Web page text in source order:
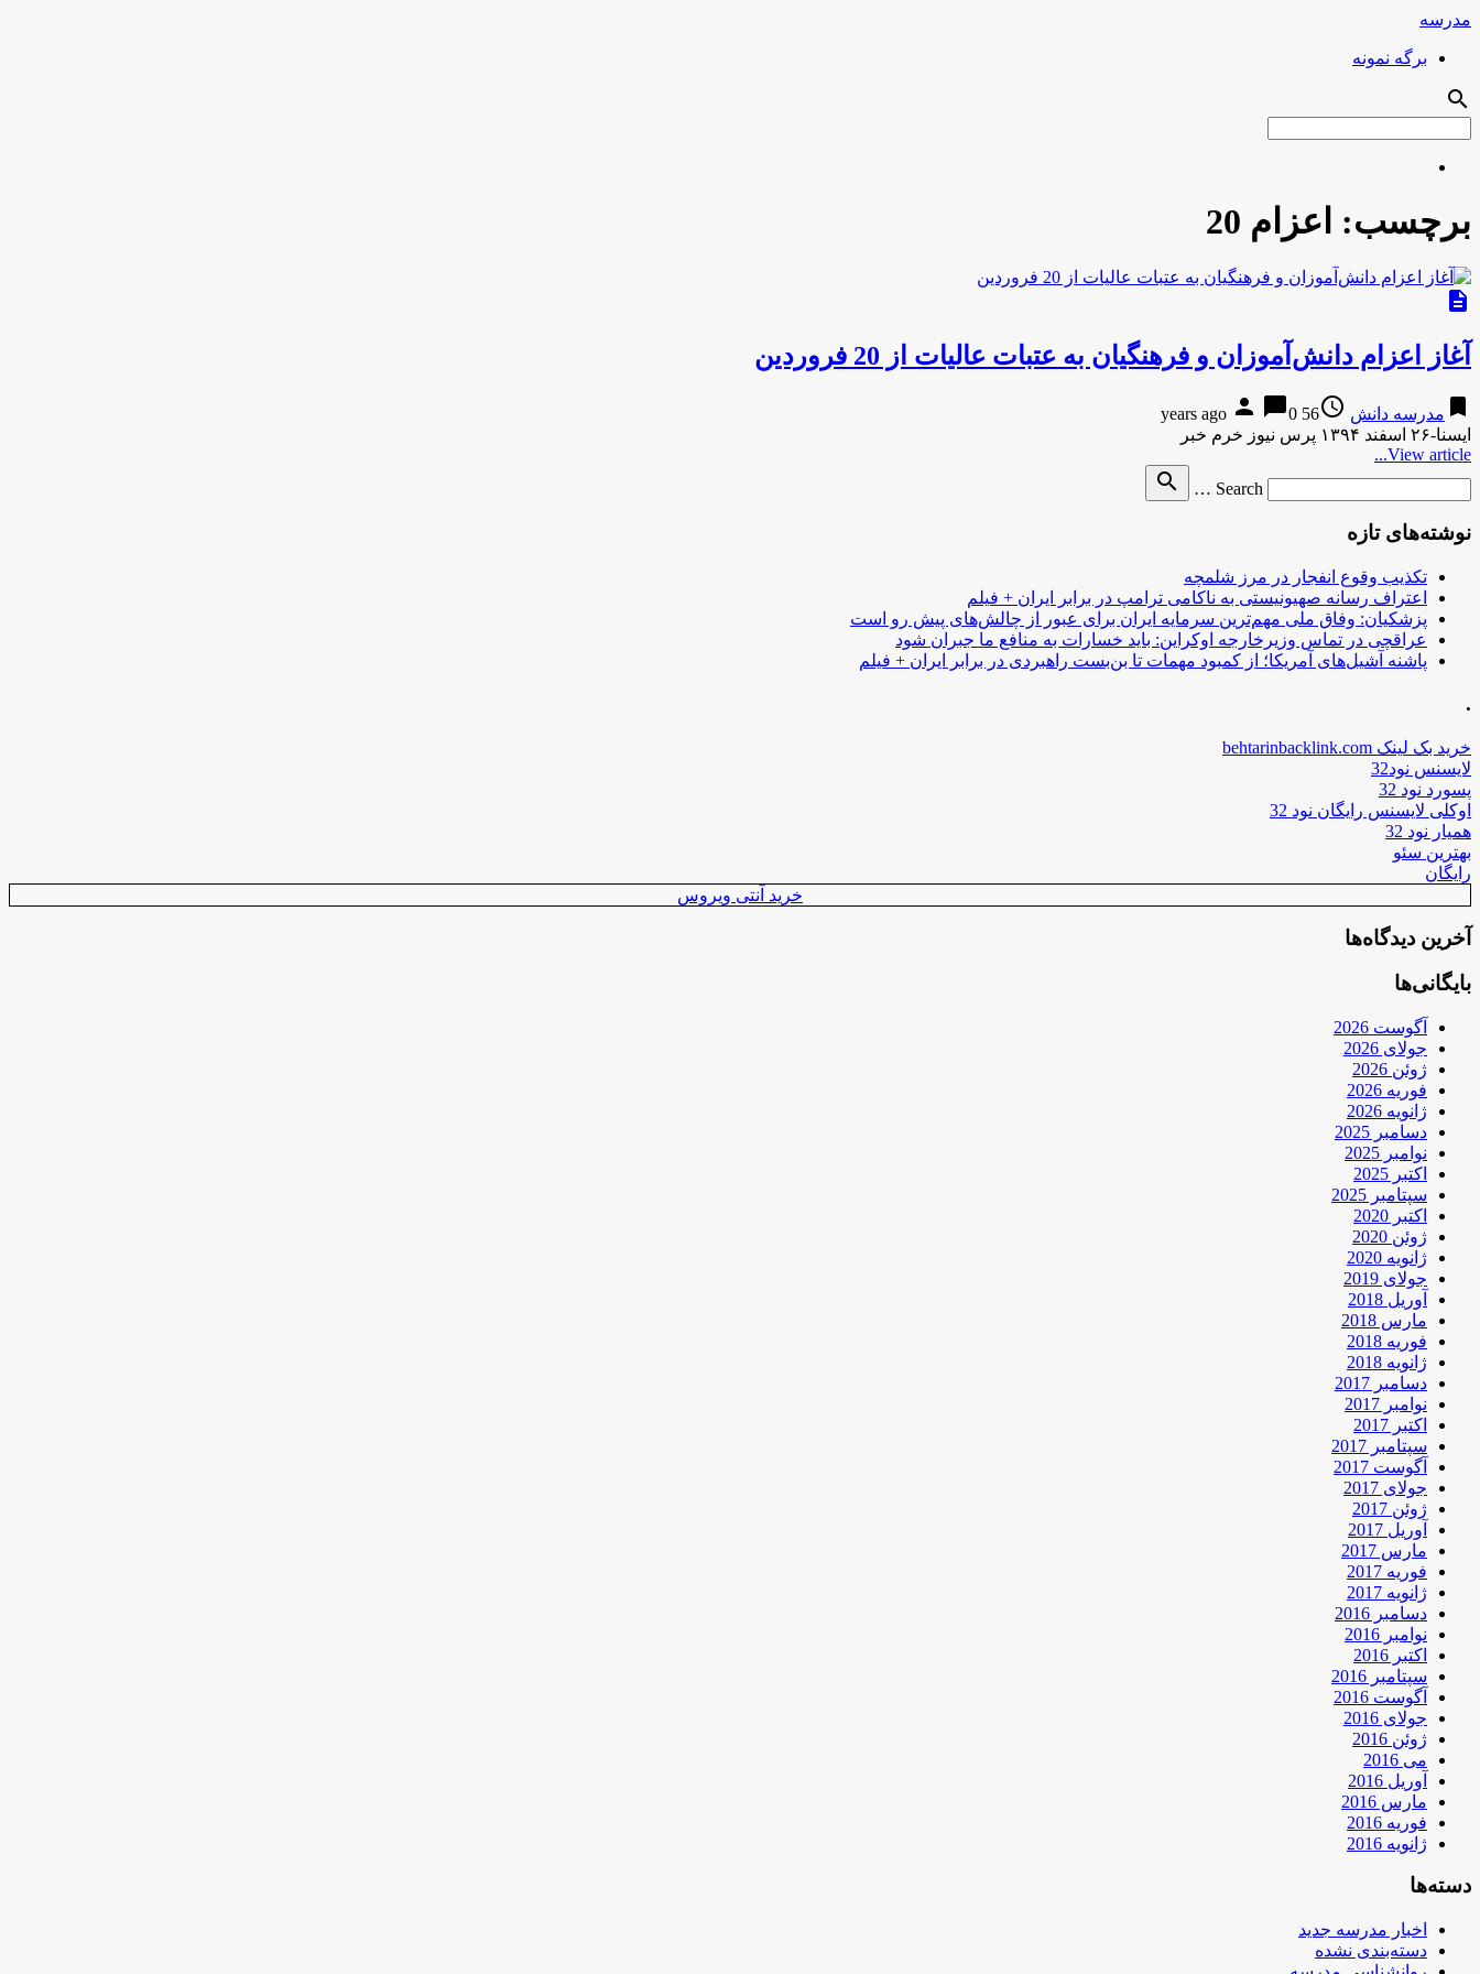
مدرسه
برگه نمونه
search
برچسب: اعزام 20
description
آغاز اعزام دانش‌آموزان و فرهنگیان به عتبات عالیات از 20 فروردین
bookmark مدرسه دانش access_time
56 years ago
person chat_bubble0
ایسنا-۲۶ اسفند ۱۳۹۴ پرس نیوز خرم خبر
View article...
Search …
search
نوشته‌های تازه
تکذیب وقوع انفجار در مرز شلمچه
اعتراف رسانه صهیونیستی به ناکامی ترامپ در برابر ایران + فیلم
پزشکیان: وفاق ملی مهم‌ترین سرمایه ایران برای عبور از چالش‌های پیش رو است
عراقچی در تماس وزیرخارجه اوکراین: باید خسارات به منافع ما جبران شود
پاشنه آشیل‌های آمریکا؛ از کمبود مهمات تا بن‌بست راهبردی در برابر ایران + فیلم
.
خرید بک لینک behtarinbacklink.com
لایسنس نود32
پسورد نود 32
اوکلی لایسنس رایگان نود 32
همیار نود 32
بهترین سئو
رایگان
خرید آنتی ویروس
آخرین دیدگاه‌ها
بایگانی‌ها
آگوست 2026
جولای 2026
ژوئن 2026
فوریه 2026
ژانویه 2026
دسامبر 2025
نوامبر 2025
اکتبر 2025
سپتامبر 2025
اکتبر 2020
ژوئن 2020
ژانویه 2020
جولای 2019
آوریل 2018
مارس 2018
فوریه 2018
ژانویه 2018
دسامبر 2017
نوامبر 2017
اکتبر 2017
سپتامبر 2017
آگوست 2017
جولای 2017
ژوئن 2017
آوریل 2017
مارس 2017
فوریه 2017
ژانویه 2017
دسامبر 2016
نوامبر 2016
اکتبر 2016
سپتامبر 2016
آگوست 2016
جولای 2016
ژوئن 2016
می 2016
آوریل 2016
مارس 2016
فوریه 2016
ژانویه 2016
دسته‌ها
اخبار مدرسه جدید
دسته‌بندی نشده